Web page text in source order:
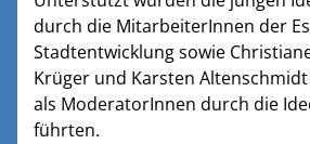
durch die MitarbeiterInnen der
Stadtentwicklung sowie
Krüger und Karsten
als ModeratorInnen durch die
führten.